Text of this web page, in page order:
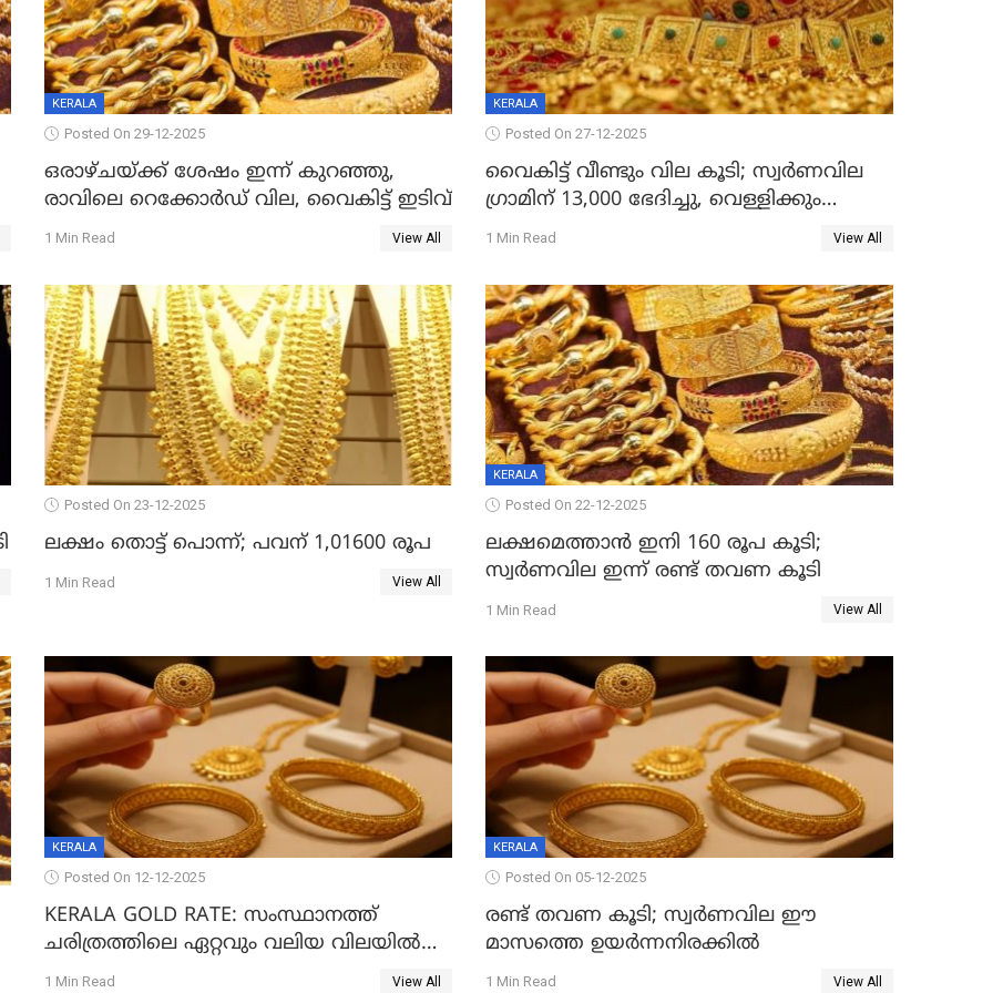
KERALA
Posted On 29-12-2025
ഒരാഴ്ചയ്ക്ക് ശേഷം ഇന്ന് കുറഞ്ഞു,
രാവിലെ റെക്കോർഡ് വില, വൈകിട്ട് ഇടിവ്
1 Min Read View All
KERALA
Posted On 27-12-2025
വൈകിട്ട് വീണ്ടും വില കൂടി; സ്വർണവില
ഗ്രാമിന് 13,000 ഭേദിച്ചു, വെള്ളിക്കും
റെക്കോർഡ്
1 Min Read View All
Posted On 23-12-2025
ലക്ഷം തൊട്ട് പൊന്ന്; പവന് 1,01600 രൂപ
1 Min Read View All
KERALA
Posted On 22-12-2025
ലക്ഷമെത്താൻ ഇനി 160 രൂപ കൂടി;
സ്വർണവില ഇന്ന് രണ്ട് തവണ കൂടി
1 Min Read View All
KERALA
Posted On 12-12-2025
KERALA GOLD RATE: സംസ്ഥാനത്ത്
ചരിത്രത്തിലെ ഏറ്റവും വലിയ വിലയിൽ
സ്വർണം; സർവ്വകാല റെക്കോർഡിൽ
1 Min Read View All
KERALA
Posted On 05-12-2025
രണ്ട് തവണ കൂടി; സ്വർണവില ഈ
മാസത്തെ ഉയർന്നനിരക്കിൽ
1 Min Read View All